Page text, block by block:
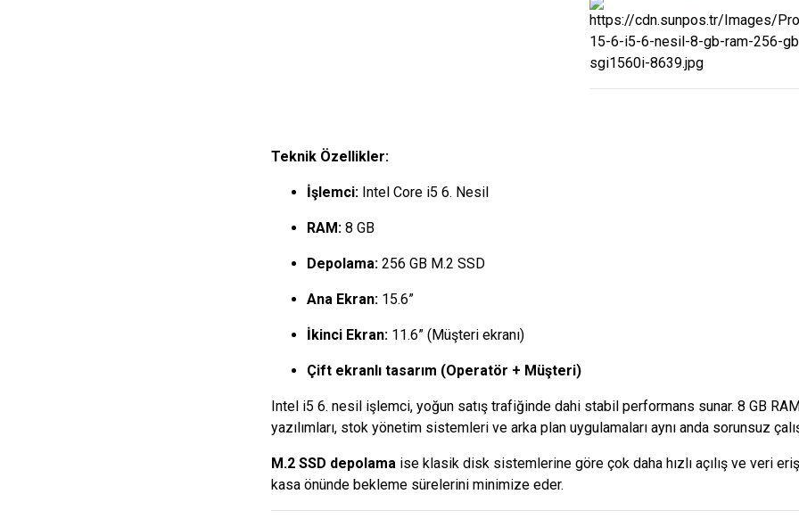
Teknik Özellikler:
İşlemci:Intel Core i5 6. Nesil
RAM:8 GB
Depolama:256 GB M.2 SSD
Ana Ekran:15.6”
İkinci Ekran:11.6” (Müşteri ekranı)
Çift ekranlı tasarım (Operatör + Müşteri)
Intel i5 6. nesil işlemci, yoğun satış trafiğinde dahi stabil performans sunar. 8 GB
yazılımları, stok yönetim sistemleri ve arka plan uygulamaları aynı anda sorunsuz
M.2 SSD depolamaise klasik disk sistemlerine göre çok daha hızlı açılış ve veri
kasa önünde bekleme sürelerini minimize eder.